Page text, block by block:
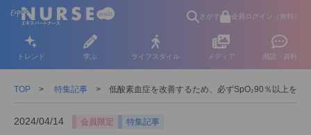
さがす 会員ログイン（無料）
トレンド 学ぶ ライフスタイル メディア 用語・資料
TOP 特集記事 低酸素血症を改善するため、必ずSpO₂90％以上をめ
2024/04/14 会員限定 特集記事